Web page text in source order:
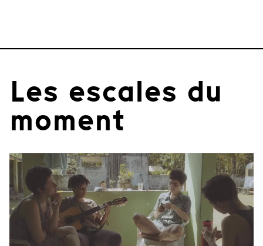
Les escales du
moment